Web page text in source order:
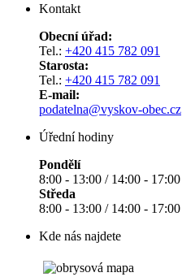
Kontakt
Obecní úřad:
Tel.: +420 415 782 091
Starosta:
Tel.: +420 415 782 091
E-mail:
podatelna@vyskov-obec.cz
Úřední hodiny
Pondělí
8:00 - 13:00 / 14:00 - 17:00
Středa
8:00 - 13:00 / 14:00 - 17:00
Kde nás najdete